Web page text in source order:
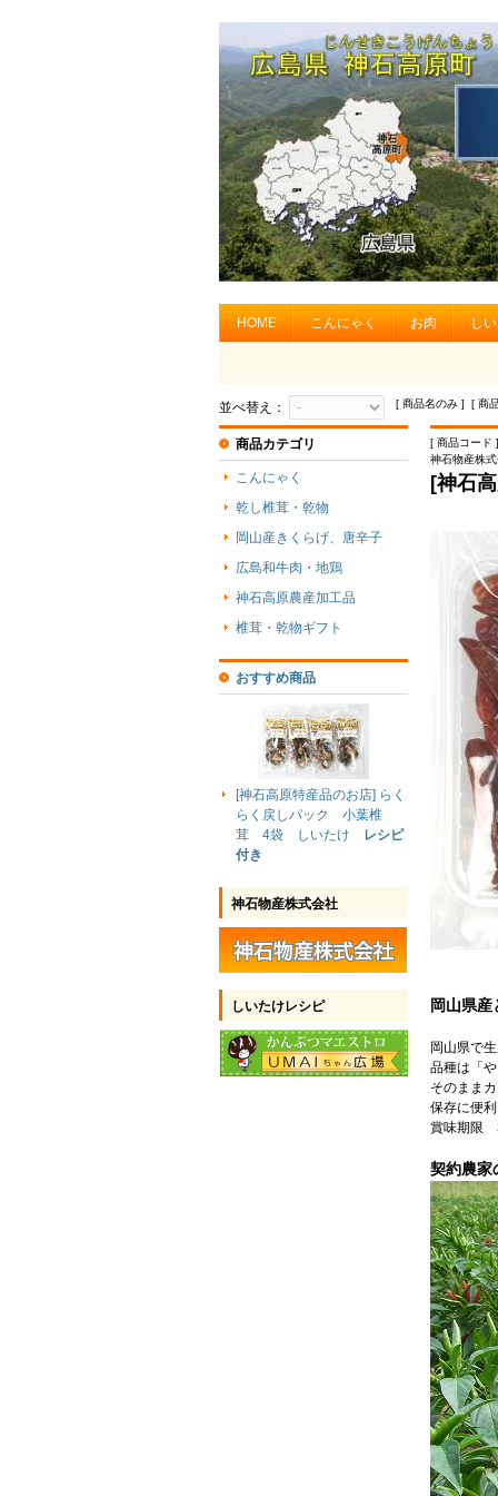
HOME こんにゃく お肉 し
並べ替え： [ 商品名のみ ] [ 商
[ 商品コード
神石物産株
[神石
岡山県
岡山県で
品種は「
そのまま
保存に便
賞味期限
契約農家
商品カテゴリ
こんにゃく
乾し椎茸・乾物
岡山産きくらげ、唐辛子
広島和牛肉・地鶏
神石高原農産加工品
椎茸・乾物ギフト
おすすめ商品
[神石高原特産品のお店] らく
らく戻しパック 小葉椎
茸 4袋 しいたけ
レシピ
付き
神石物産株式会社
しいたけレシピ